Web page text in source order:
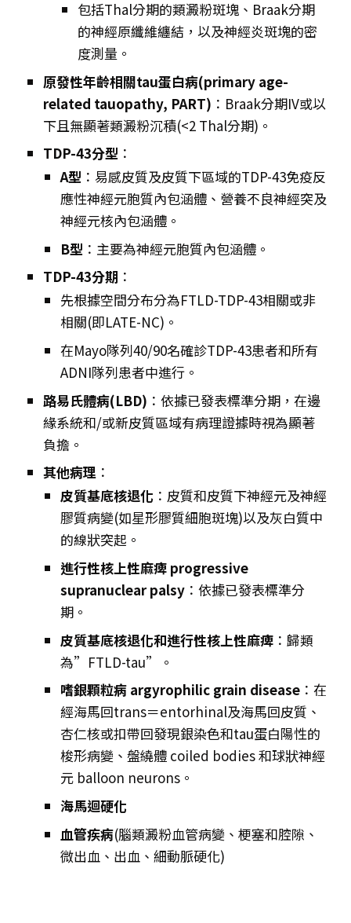
包括Thal分期的類澱粉斑塊、Braak分期
的神經原纖維纏結，以及神經炎斑塊的密
度測量。
原發性年齡相關tau蛋白病(primary age-
related tauopathy, PART) ：Braak分期IV或以
下且無顯著類澱粉沉積(<2 Thal分期)。
TDP-43分型 ：
A型 ：易感皮質及皮質下區域的TDP-43免疫反
應性神經元胞質內包涵體、營養不良神經突及
神經元核內包涵體。
B型 ：主要為神經元胞質內包涵體。
TDP-43分期 ：
先根據空間分布分為FTLD-TDP-43相關或非
相關(即LATE-NC)。
在Mayo隊列40/90名確診TDP-43患者和所有
ADNI隊列患者中進行。
路易氏體病(LBD) ：依據已發表標準分期，在邊
緣系統和/或新皮質區域有病理證據時視為顯著
負擔。
其他病理 ：
皮質基底核退化 ：皮質和皮質下神經元及神經
膠質病變(如星形膠質細胞斑塊)以及灰白質中
的線狀突起。
進行性核上性麻痺 progressive
supranuclear palsy ：依據已發表標準分
期。
皮質基底核退化和進行性核上性麻痺 ：歸類
為”FTLD-tau”。
嗜銀顆粒病 argyrophilic grain disease ：在
經海馬回trans＝entorhinal及海馬回皮質、
杏仁核或扣帶回發現銀染色和tau蛋白陽性的
梭形病變、盤繞體 coiled bodies 和球狀神經
元 balloon neurons。
海馬迴硬化
血管疾病(腦類澱粉血管病變、梗塞和腔隙、
微出血、出血、細動脈硬化)